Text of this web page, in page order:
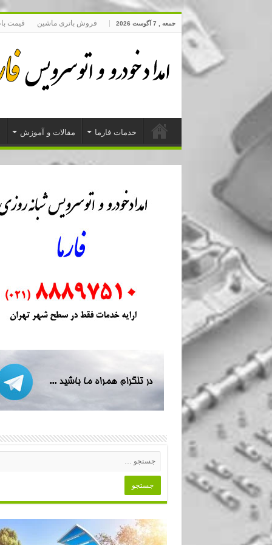
جمعه , 7 آگوست 2026 فروش باتری ماشین قیمت
خدمات فارما مقالات و آموزش